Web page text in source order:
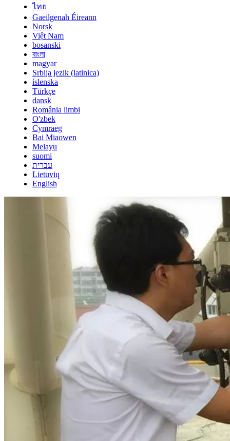
ไทย
Gaeilgenah Éireann
Norsk
Việt Nam
bosanski
বাংলা
magyar
Srbija jezik (latinica)
íslenska
Türkçe
dansk
România limbi
O'zbek
Cymraeg
Bai Miaowen
Melayu
suomi
עברית
Lietuvių
English